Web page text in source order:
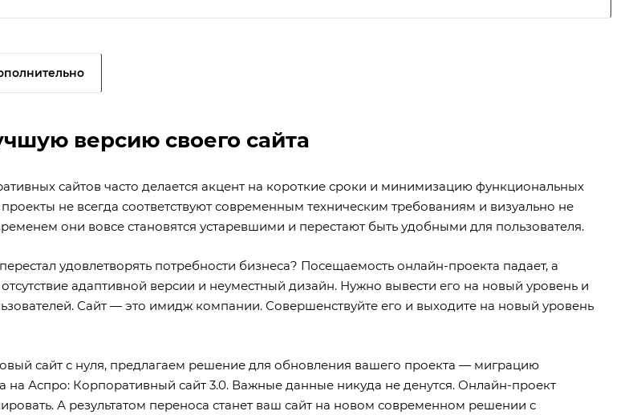
версию своего сайта
сайтов часто делается акцент на короткие сроки и минимизацию функциональных
не всегда соответствуют современным техническим требованиям и визуально не
они вовсе становятся устаревшими и перестают быть удобными для пользователя.
удовлетворять потребности бизнеса? Посещаемость онлайн-проекта падает, а
адаптивной версии и неуместный дизайн. Нужно вывести его на новый уровень и
Сайт — это имидж компании. Совершенствуйте его и выходите на новый уровень
сайт с нуля, предлагаем решение для обновления вашего проекта — миграцию
на Аспро: Корпоративный сайт 3.0. Важные данные никуда не денутся. Онлайн-проект
А результатом переноса станет ваш сайт на новом современном решении с